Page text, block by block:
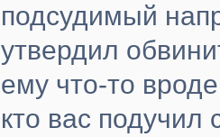
подсудимый
утвердил
ему что-то
кто вас